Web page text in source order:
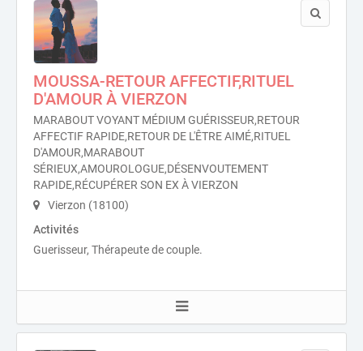
MOUSSA-RETOUR AFFECTIF,RITUEL
D'AMOUR À VIERZON
MARABOUT VOYANT MÉDIUM GUÉRISSEUR,RETOUR
AFFECTIF RAPIDE,RETOUR DE L'ÊTRE AIMÉ,RITUEL
D'AMOUR,MARABOUT
SÉRIEUX,AMOUROLOGUE,DÉSENVOUTEMENT
RAPIDE,RÉCUPÉRER SON EX À VIERZON
Vierzon (18100)
Activités
Guerisseur, Thérapeute de couple.